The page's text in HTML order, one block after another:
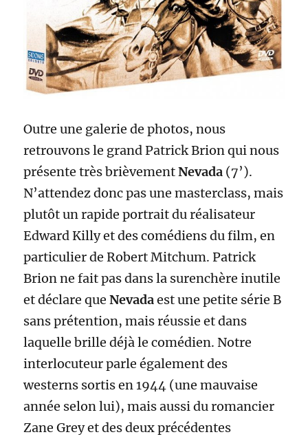
Outre une galerie de photos, nous
retrouvons le grand Patrick Brion qui nous
présente très brièvementNevada (7’).
N’attendez donc pas une masterclass, mais
plutôt un rapide portrait du réalisateur
Edward Killy et des comédiens du film, en
particulier de Robert Mitchum. Patrick
Brion ne fait pas dans la surenchère inutile
et déclare queNevadaest une petite série B
sans prétention, mais réussie et dans
laquelle brille déjà le comédien. Notre
interlocuteur parle également des
westerns sortis en 1944 (une mauvaise
année selon lui), mais aussi du romancier
Zane Grey et des deux précédentes